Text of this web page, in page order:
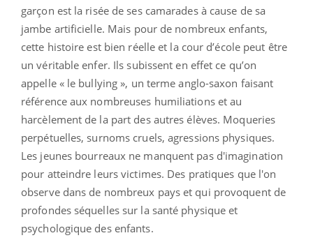
garçon est la risée de ses camarades à cause de sa
jambe artificielle. Mais pour de nombreux enfants,
cette histoire est bien réelle et la cour d’école peut être
un véritable enfer. Ils subissent en effet ce qu’on
appelle « le bullying », un terme anglo-saxon faisant
référence aux nombreuses humiliations et au
harcèlement de la part des autres élèves. Moqueries
perpétuelles, surnoms cruels, agressions physiques.
Les jeunes bourreaux ne manquent pas d'imagination
pour atteindre leurs victimes. Des pratiques que l'on
observe dans de nombreux pays et qui provoquent de
profondes séquelles sur la santé physique et
psychologique des enfants.